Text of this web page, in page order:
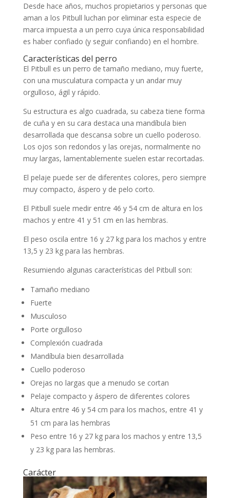
Desde hace años, muchos propietarios y personas que
aman a los Pitbull luchan por eliminar esta especie de
marca impuesta a un perro cuya única responsabilidad
es haber confiado (y seguir confiando) en el hombre.
Características del perro
El Pitbull es un perro de tamaño mediano, muy fuerte,
con una musculatura compacta y un andar muy
orgulloso, ágil y rápido.
Su estructura es algo cuadrada, su cabeza tiene forma
de cuña y en su cara destaca una mandíbula bien
desarrollada que descansa sobre un cuello poderoso.
Los ojos son redondos y las orejas, normalmente no
muy largas, lamentablemente suelen estar recortadas.
El pelaje puede ser de diferentes colores, pero siempre
muy compacto, áspero y de pelo corto.
El Pitbull suele medir entre 46 y 54 cm de altura en los
machos y entre 41 y 51 cm en las hembras.
El peso oscila entre 16 y 27 kg para los machos y entre
13,5 y 23 kg para las hembras.
Resumiendo algunas características del Pitbull son:
Tamaño mediano
Fuerte
Musculoso
Porte orgulloso
Complexión cuadrada
Mandíbula bien desarrollada
Cuello poderoso
Orejas no largas que a menudo se cortan
Pelaje compacto y áspero de diferentes colores
Altura entre 46 y 54 cm para los machos, entre 41 y
51 cm para las hembras
Peso entre 16 y 27 kg para los machos y entre 13,5
y 23 kg para las hembras.
Carácter